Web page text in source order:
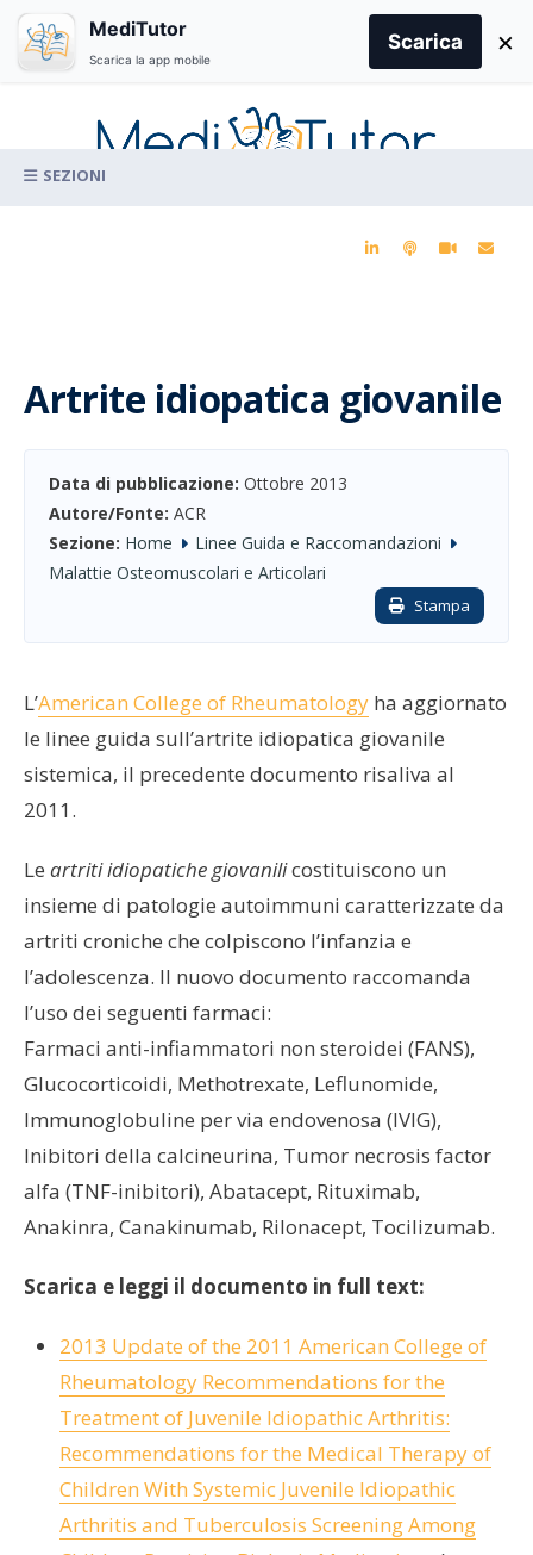
content
Artrite idiopatica giovanile
Data di pubblicazione: Ottobre 2013
Autore/Fonte: ACR
Sezione: Home
Linee Guida e Raccomandazioni
Malattie Osteomuscolari e Articolari
Stampa
L’American College of Rheumatology ha aggiornato
le linee guida sull’artrite idiopatica giovanile
sistemica, il precedente documento risaliva al
2011.
Le artriti idiopatiche giovanilicostituiscono un
insieme di patologie autoimmuni caratterizzate da
artriti croniche che colpiscono l’infanzia e
l’adolescenza. Il nuovo documento raccomanda
l’uso dei seguenti farmaci:
Farmaci anti-infiammatori non steroidei (FANS),
Glucocorticoidi, Methotrexate, Leflunomide,
Immunoglobuline per via endovenosa (IVIG),
Inibitori della calcineurina, Tumor necrosis factor
alfa (TNF-inibitori), Abatacept, Rituximab,
Anakinra, Canakinumab, Rilonacept, Tocilizumab.
Scarica e leggi il documento in full text:
2013 Update of the 2011 American College of
Rheumatology Recommendations for the
Treatment of Juvenile Idiopathic Arthritis:
Recommendations for the Medical Therapy of
Children With Systemic Juvenile Idiopathic
Arthritis and Tuberculosis Screening Among
for:
MediTutor
Scarica la app mobile
Scarica ×